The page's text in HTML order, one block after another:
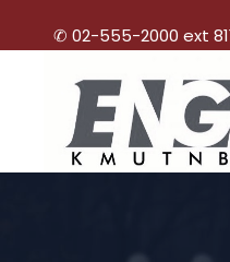
✆ 02-555-2000 ext